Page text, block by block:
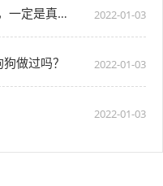
养狗的8大坏处，看完还敢养的，一定是真爱了 2022-01-03
做过吗？ 2022-01-03
2022-01-03